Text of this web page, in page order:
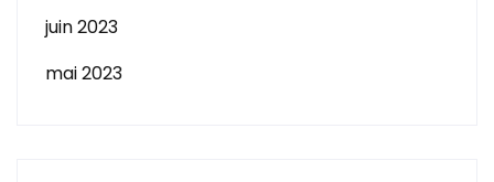
juin 2023
mai 2023